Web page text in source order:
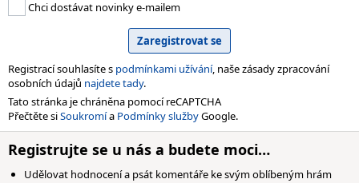
Chci dostávat novinky e-mailem
Registrací souhlasíte s podmínkami užívání, naše zásady zpracování
osobních údajů najdete tady.
Tato stránka je chráněna pomocí reCAPTCHA
Přečtěte siSoukromía Podmínky službyGoogle.
Registrujte se u nás a budete moci…
Udělovat hodnocení a psát komentáře ke svým oblíbeným hrám